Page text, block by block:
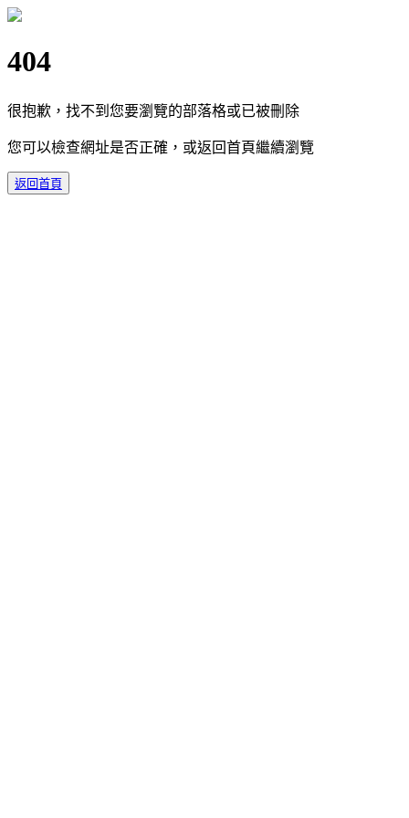
404
很抱歉，找不到您要瀏覽的部落格或已被刪除
您可以檢查網址是否正確，或返回首頁繼續瀏覽
返回首頁